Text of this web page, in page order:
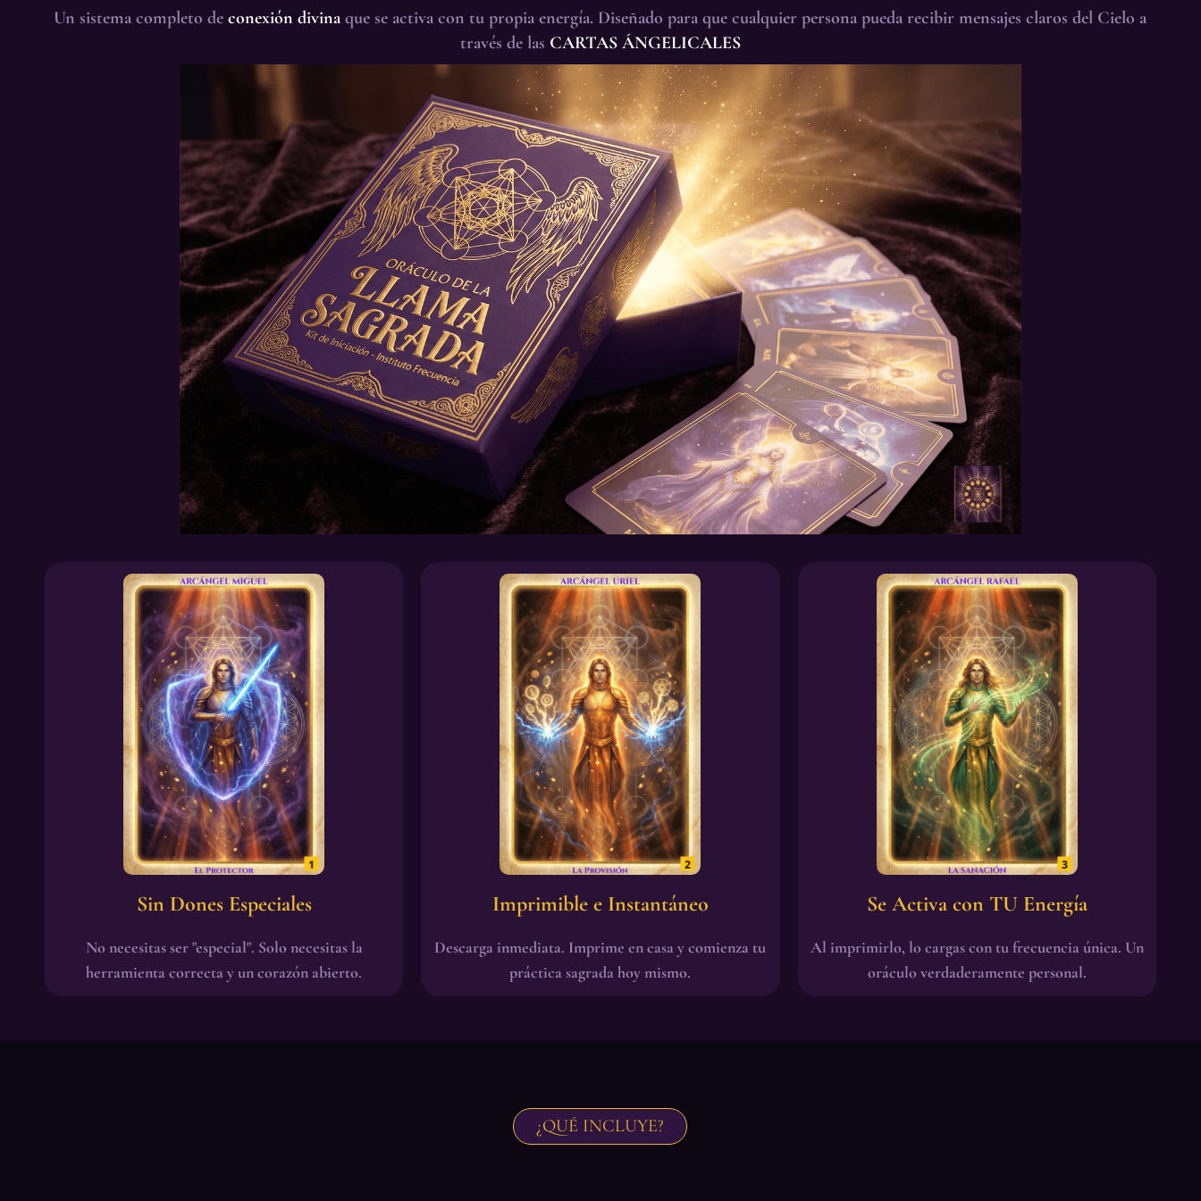
Un sistema completo deconexión divinaque se activa con tu propia energía. Diseñado para que cualquier persona pueda recibir mensajes claros del Cielo a
través de las CARTAS ÁNGELICALES
Sin Dones Especiales
No necesitas ser "especial". Solo necesitas la
herramienta correcta y un corazón abierto.
Imprimible e Instantáneo
Descarga inmediata. Imprime en casa y comienza tu
práctica sagrada hoy mismo.
Se Activa con TU Energía
Al imprimirlo, lo cargas con tu frecuencia única. Un
oráculo verdaderamente personal.
¿QUÉ INCLUYE?